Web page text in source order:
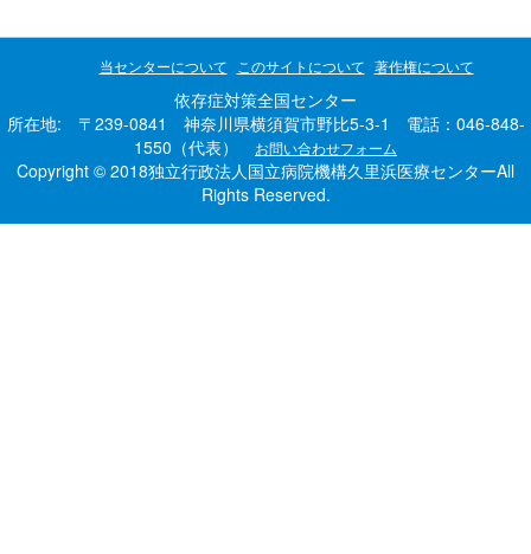
当センターについて このサイトについて 著作権について
依存症対策全国センター
所在地: 〒239-0841 神奈川県横須賀市野比5-3-1 電話：046-848-
1550（代表）
お問い合わせフォーム
Copyright © 2018独立行政法人国立病院機構久里浜医療センターAll
Rights Reserved.